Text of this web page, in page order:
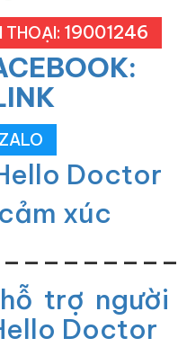
THOẠI: 19001246
Doctor
xúc
trợ người
Doctor